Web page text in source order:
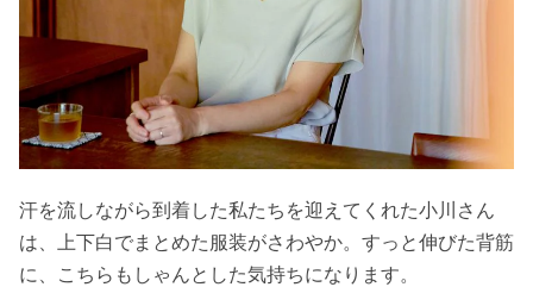
汗を流しながら到着した私たちを迎えてくれた小川さん
は、上下白でまとめた服装がさわやか。すっと伸びた背筋
に、こちらもしゃんとした気持ちになります。